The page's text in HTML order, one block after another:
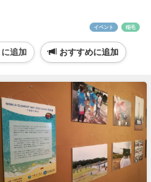
イベント 稲毛
おすすめに追加